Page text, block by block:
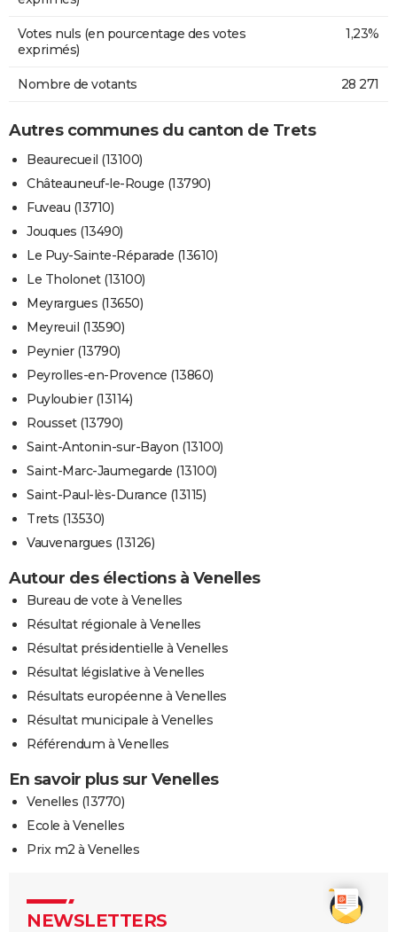
Votes nuls (en pourcentage des votes
exprimés)
1,23%
Nombre de votants 28 271
Autres communes du canton de Trets
Beaurecueil (13100)
Châteauneuf-le-Rouge (13790)
Fuveau (13710)
Jouques (13490)
Le Puy-Sainte-Réparade (13610)
Le Tholonet (13100)
Meyrargues (13650)
Meyreuil (13590)
Peynier (13790)
Peyrolles-en-Provence (13860)
Puyloubier (13114)
Rousset (13790)
Saint-Antonin-sur-Bayon (13100)
Saint-Marc-Jaumegarde (13100)
Saint-Paul-lès-Durance (13115)
Trets (13530)
Vauvenargues (13126)
Autour des élections à Venelles
Bureau de vote à Venelles
Résultat régionale à Venelles
Résultat présidentielle à Venelles
Résultat législative à Venelles
Résultats européenne à Venelles
Résultat municipale à Venelles
Référendum à Venelles
En savoir plus sur Venelles
Venelles (13770)
Ecole à Venelles
Prix m2 à Venelles
NEWSLETTERS